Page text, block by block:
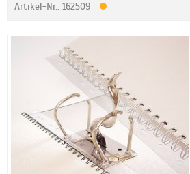
Artikel-Nr.: 162509